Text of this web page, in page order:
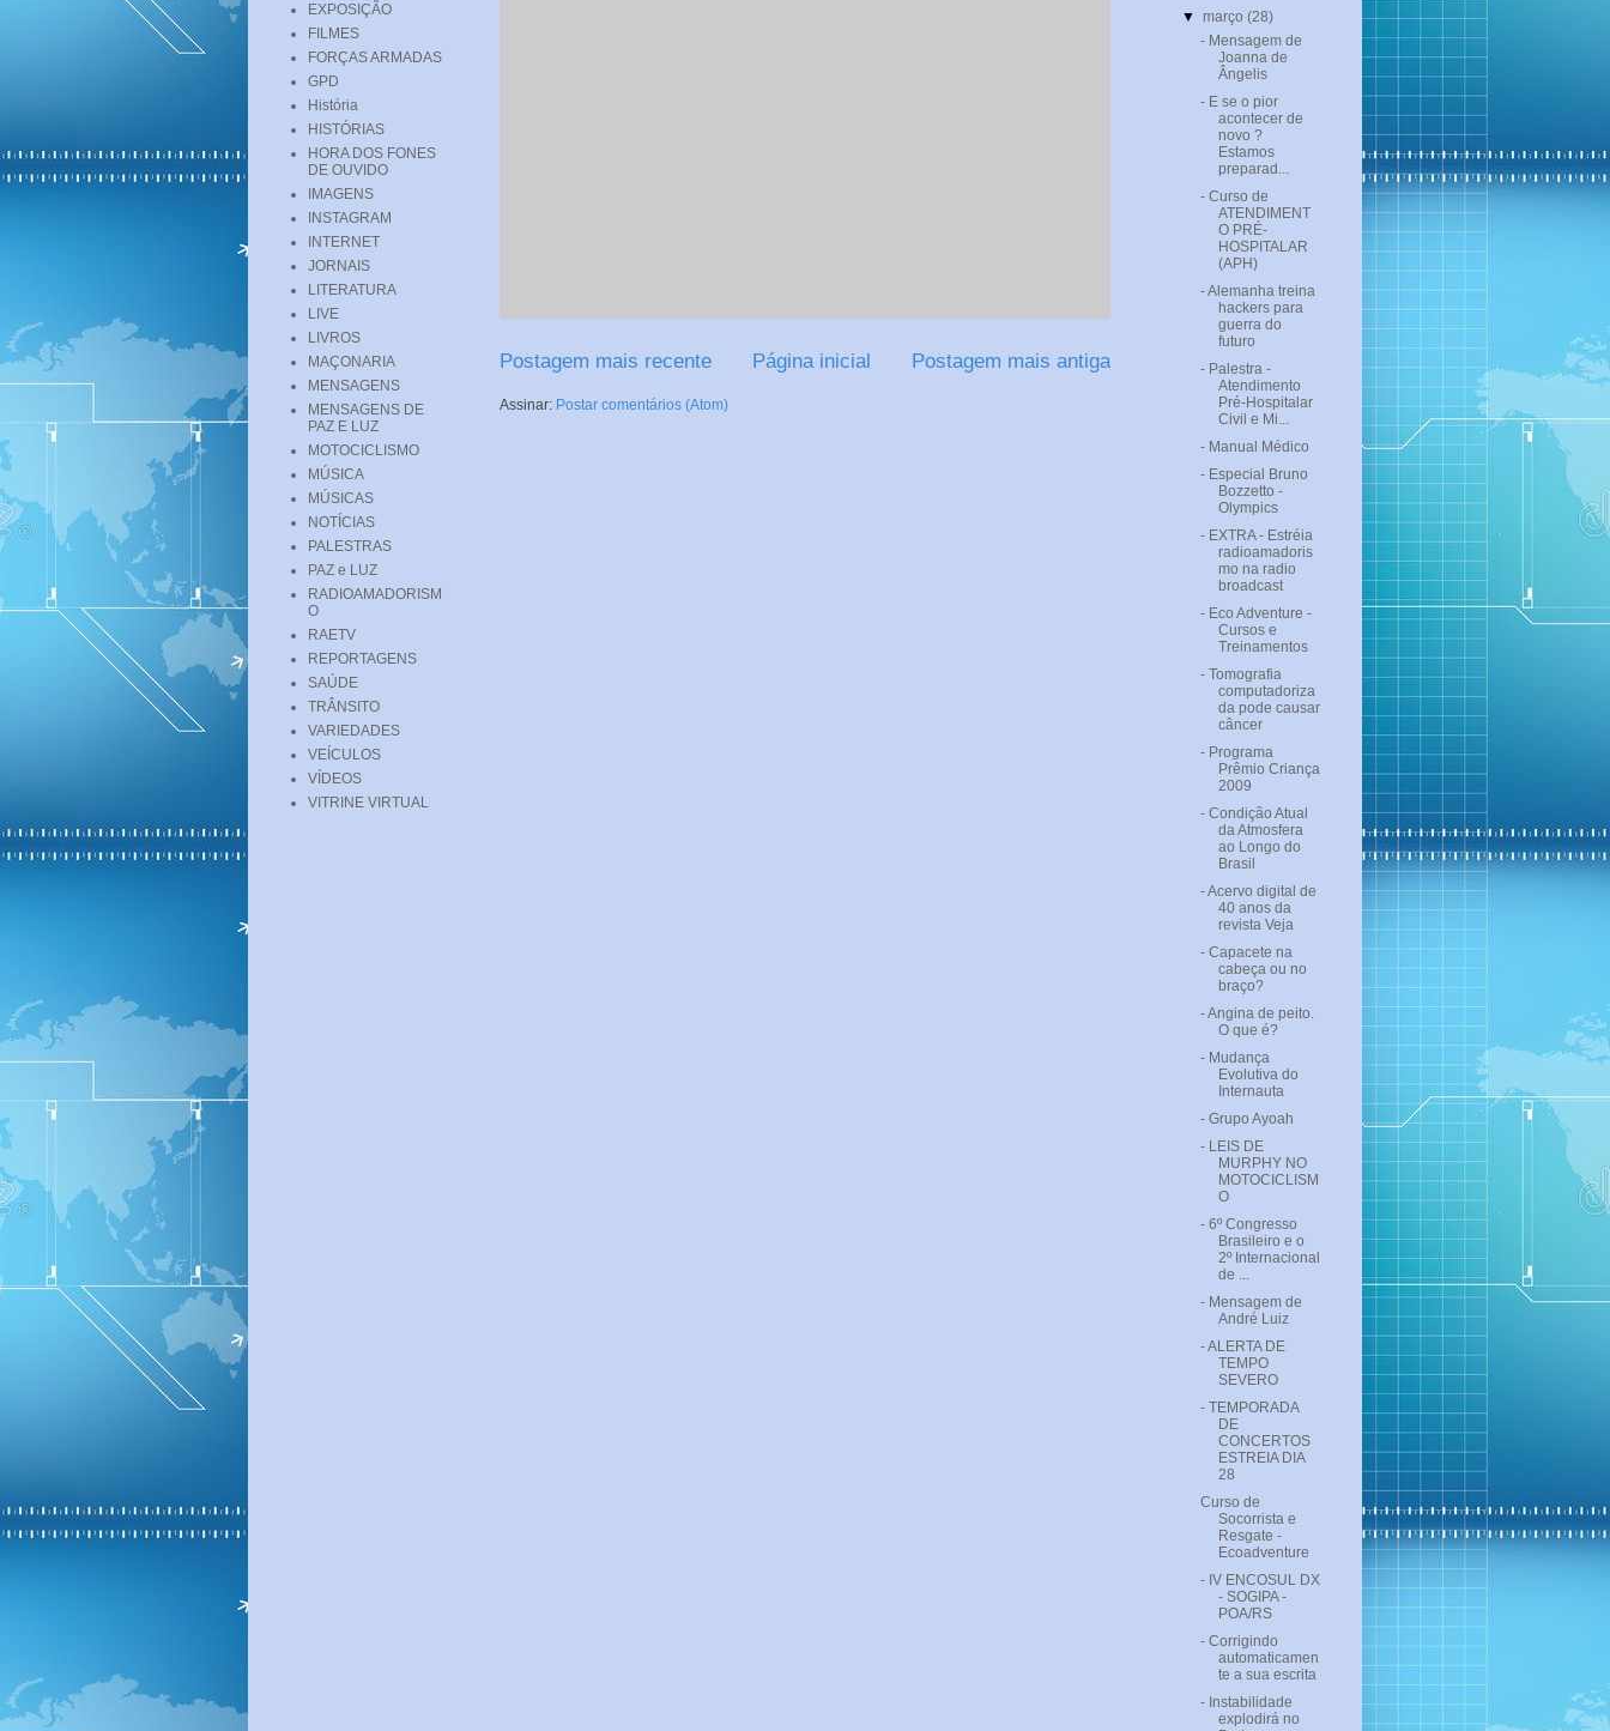
Postagem mais recente Postagem mais antiga
Página inicial
Assinar: Postar comentários (Atom)
EXPOSIÇÃO
FILMES
FORÇAS ARMADAS
GPD
História
HISTÓRIAS
HORA DOS FONES
DE OUVIDO
IMAGENS
INSTAGRAM
INTERNET
JORNAIS
LITERATURA
LIVE
LIVROS
MAÇONARIA
MENSAGENS
MENSAGENS DE
PAZ E LUZ
MOTOCICLISMO
MÚSICA
MÚSICAS
NOTÍCIAS
PALESTRAS
PAZ e LUZ
RADIOAMADORISM
O
RAETV
REPORTAGENS
SAÚDE
TRÂNSITO
VARIEDADES
VEÍCULOS
VÍDEOS
VITRINE VIRTUAL
▼março(28)
- Mensagem de
Joanna de
Ângelis
- E se o pior
acontecer de
novo ?
Estamos
preparad...
- Curso de
ATENDIMENT
O PRÉ-
HOSPITALAR
(APH)
- Alemanha treina
hackers para
guerra do
futuro
- Palestra -
Atendimento
Pré-Hospitalar
Civil e Mi...
- Manual Médico
- Especial Bruno
Bozzetto -
Olympics
- EXTRA - Estréia
radioamadoris
mo na radio
broadcast
- Eco Adventure -
Cursos e
Treinamentos
- Tomografia
computadoriza
da pode causar
câncer
- Programa
Prêmio Criança
2009
- Condição Atual
da Atmosfera
ao Longo do
Brasil
- Acervo digital de
40 anos da
revista Veja
- Capacete na
cabeça ou no
braço?
- Angina de peito.
O que é?
- Mudança
Evolutiva do
Internauta
- Grupo Ayoah
- LEIS DE
MURPHY NO
MOTOCICLISM
O
- 6º Congresso
Brasileiro e o
2º Internacional
de ...
- Mensagem de
André Luiz
- ALERTA DE
TEMPO
SEVERO
- TEMPORADA
DE
CONCERTOS
ESTREIA DIA
28
Curso de
Socorrista e
Resgate -
Ecoadventure
- IV ENCOSUL DX
- SOGIPA -
POA/RS
- Corrigindo
automaticamen
te a sua escrita
- Instabilidade
explodirá no